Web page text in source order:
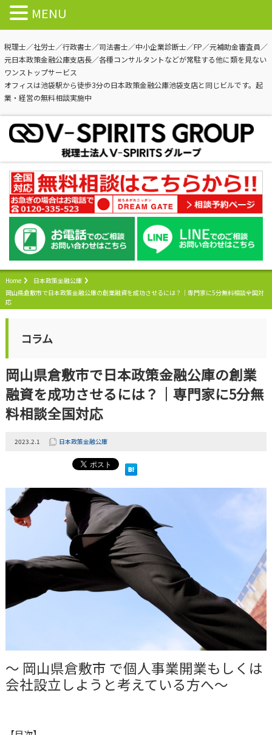
税理士／社労士／行政書士／司法書士／中小企業診断士／FP／元補助金審査員／
元日本政策金融公庫支店長／各種コンサルタントなどが常駐する他に類を見ない
ワンストップサービス
オフィスは池袋駅から徒歩3分の日本政策金融公庫池袋支店と同じビルです。起
業・経営の無料相談実施中
Home
日本政策金融公庫
岡山県倉敷市で日本政策金融公庫の創業融資を成功させるには？｜専門家に5分無料相談全国対
応
コラム
岡山県倉敷市で日本政策金融公庫の創業
融資を成功させるには？｜専門家に5分無
料相談全国対応
2023.2.1 日本政策金融公庫
～ 岡山県倉敷市 で個人事業開業もしくは
会社設立しようと考えている方へ～
MENU